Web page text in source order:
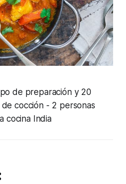
de preparación y 20
cocción- 2 personas
cocina India